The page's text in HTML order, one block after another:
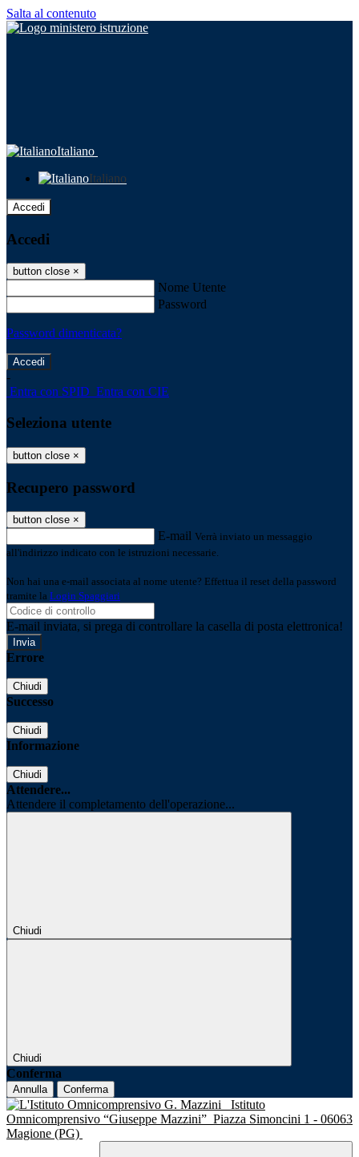
Salta al contenuto
Italiano
Italiano
Accedi
Accedi
button close ×
Nome Utente
Password
Password dimenticata?
-
Entra con SPID Entra con CIE
Seleziona utente
button close ×
Recupero password
button close ×
E-mail Verrà inviato un messaggio
all'indirizzo indicato con le istruzioni necessarie.
Non hai una e-mail associata al nome utente? Effettua il reset della password
tramite la Login Spaggiari
E-mail inviata, si prega di controllare la casella di posta elettronica!
Errore
Chiudi
Successo
Chiudi
Informazione
Chiudi
Attendere...
Attendere il completamento dell'operazione...
Chiudi
Chiudi
Conferma
Annulla Conferma
Istituto
Omnicomprensivo “Giuseppe Mazzini” Piazza Simoncini 1 - 06063
Magione (PG)